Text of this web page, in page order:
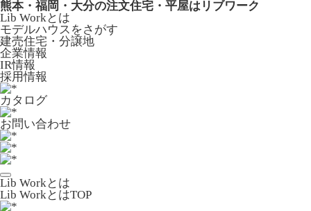
熊本・福岡・大分の注文住宅・平屋はリブワーク
Lib Workとは
モデルハウスをさがす
建売住宅・分譲地
企業情報
IR情報
採用情報
カタログ
お問い合わせ
Lib Workとは
Lib WorkとはTOP